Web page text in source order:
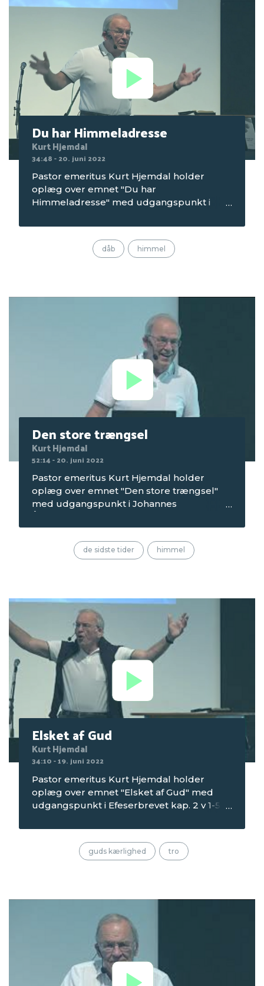
Du har Himmeladresse
Kurt Hjemdal
34:48 - 20. juni 2022
Pastor emeritus Kurt Hjemdal holder
oplæg over emnet "Du har
Himmeladresse" med udgangspunkt i
aftenmødet om mandagen på
Seniorcamping 1 i 2022, som blev afholdt
på Mørkholt Strand Camping.
dåb himmel
Den store trængsel
Kurt Hjemdal
52:14 - 20. juni 2022
Pastor emeritus Kurt Hjemdal holder
oplæg over emnet "Den store trængsel"
med udgangspunkt i Johannes
bibeltimen om mandagen på
Seniorcamping 1 2022, der blev afholdt på
Mørkholt Strand Camping.
de sidste tider himmel
Elsket af Gud
Kurt Hjemdal
34:10 - 19. juni 2022
Pastor emeritus Kurt Hjemdal holder
oplæg over emnet "Elsket af Gud" med
udgangspunkt i Efeserbrevet kap. 2 v 1-5.
søndagen på Seniorcamping 1 i 2022, som
blev afholdt på Mørkholt Strand Camping.
guds kærlighed tro